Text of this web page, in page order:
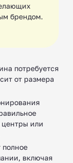
брендом.
потребуется
от размера
центры или
включая